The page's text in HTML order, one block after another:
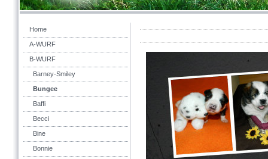
Home
A-WURF
B-WURF
Barney-Smiley
Bungee
Baffi
Becci
Bine
Bonnie